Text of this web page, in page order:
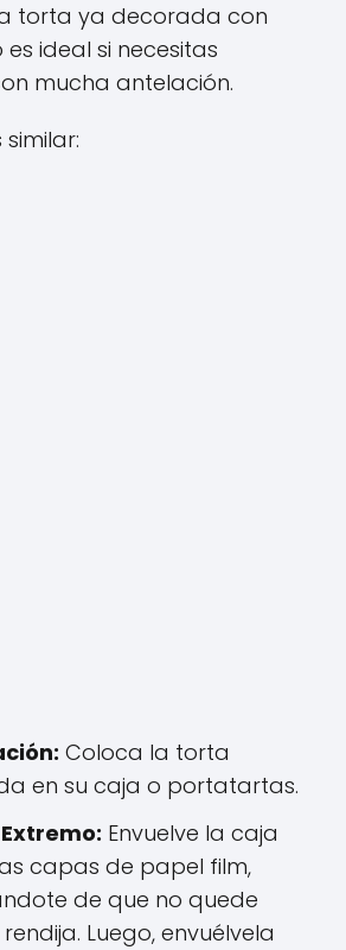
torta ya decorada con
ideal si necesitas
mucha antelación.
similar:
Coloca la torta
en su caja o portatartas.
Envuelve la caja
capas de papel film,
de que no quede
Luego, envuélvela